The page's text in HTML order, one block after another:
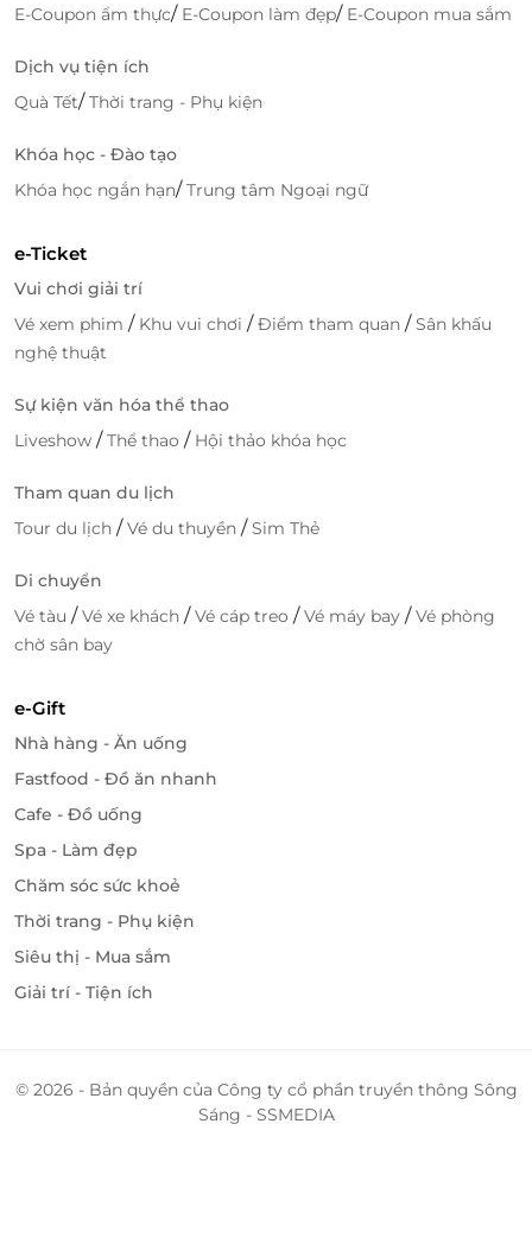
E-Coupon ẩm thực/ E-Coupon làm đẹp/ E-Coupon mua sắm
Dịch vụ tiện ích
Quà Tết/Thời trang - Phụ kiện
Khóa học - Đào tạo
Khóa học ngắn hạn/Trung tâm Ngoại ngữ
e-Ticket
Vui chơi giải trí
Vé xem phim / Khu vui chơi /Điểm tham quan /Sân khấu
nghệ thuật
Sự kiện văn hóa thể thao
Liveshow /Thể thao / Hội thảo khóa học
Tham quan du lịch
Tour du lịch /Vé du thuyền /Sim Thẻ
Di chuyển
Vé tàu /Vé xe khách /Vé cáp treo /Vé máy bay /Vé phòng
chờ sân bay
e-Gift
Nhà hàng - Ăn uống
Fastfood - Đồ ăn nhanh
Cafe - Đồ uống
Spa - Làm đẹp
Chăm sóc sức khoẻ
Thời trang - Phụ kiện
Siêu thị - Mua sắm
Giải trí - Tiện ích
© 2026 - Bản quyền của Công ty cổ phần truyền thông Sông
Sáng - SSMEDIA